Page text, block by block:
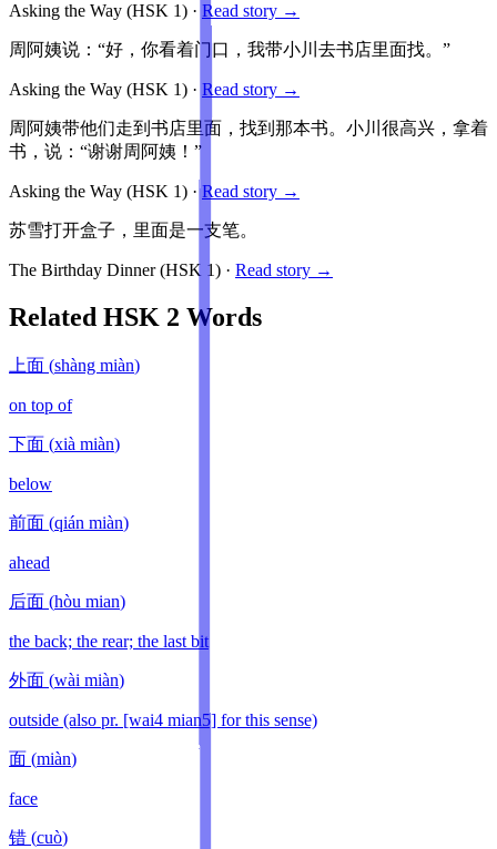
Asking the Way (HSK 1) · Read story →
周阿姨说：“好，你看着门口，我带小川去书店里面找。”
Asking the Way (HSK 1) · Read story →
周阿姨带他们走到书店里面，找到那本书。小川很高兴，拿着
书，说：“谢谢周阿姨！”
Asking the Way (HSK 1) ·Read story →
苏雪打开盒子，里面是一支笔。
The Birthday Dinner(HSK 1) · Read story →
Related HSK 2 Words
上面 (shàng miàn)
on top of
下面 (xià miàn)
below
前面 (qián miàn)
ahead
后面 (hòu mian)
the back; the rear; the last bit
外面 (wài miàn)
outside (also pr. [wai4 mian5] for this sense)
面 (miàn)
face
错 (cuò)